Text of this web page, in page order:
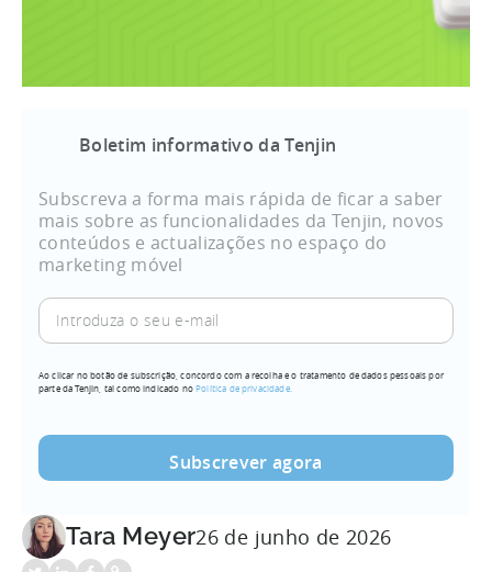
Boletim informativo da Tenjin
Subscreva a forma mais rápida de ficar a saber
mais sobre as funcionalidades da Tenjin, novos
conteúdos e actualizações no espaço do
marketing móvel
Introduza
o
e-
(Obrigatório)
Ao clicar no botão de subscrição, concordo com a recolha e o tratamento de dados pessoais por
parte da Tenjin, tal como indicado noPolítica de privacidade.
Tara Meyer26 de junho de 2026